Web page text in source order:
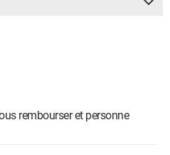
rembourser et personne